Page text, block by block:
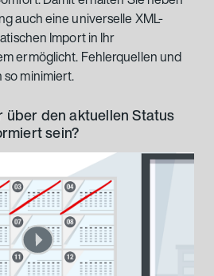
auch eine universelle XML-
Import in Ihr
ermöglicht. Fehlerquellen und
so minimiert.
über den aktuellen Status
sein?